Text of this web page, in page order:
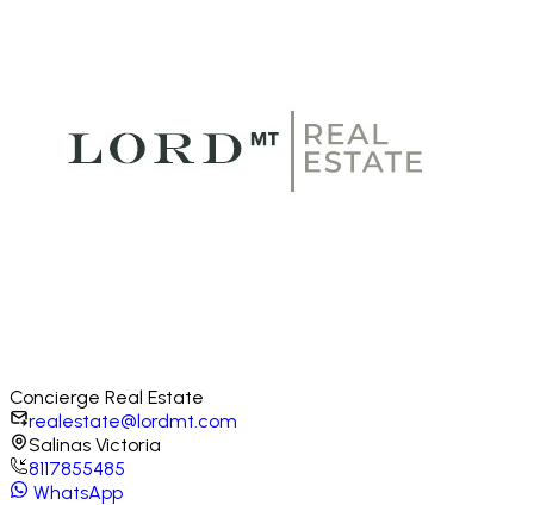
Concierge Real Estate
realestate@lordmt.com
Salinas Victoria
8117855485
WhatsApp